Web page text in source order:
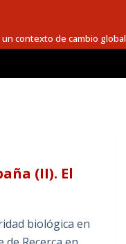
contexto de cambio global
(II). El
biológica en